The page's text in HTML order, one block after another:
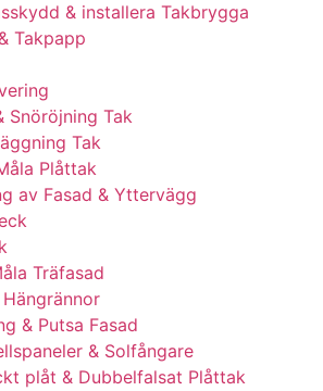
& installera Takbrygga
Takpapp
Snöröjning Tak
Tak
Plåttak
av Fasad & Yttervägg
Träfasad
& Putsa Fasad
& Solfångare
plåt & Dubbelfalsat Plåttak